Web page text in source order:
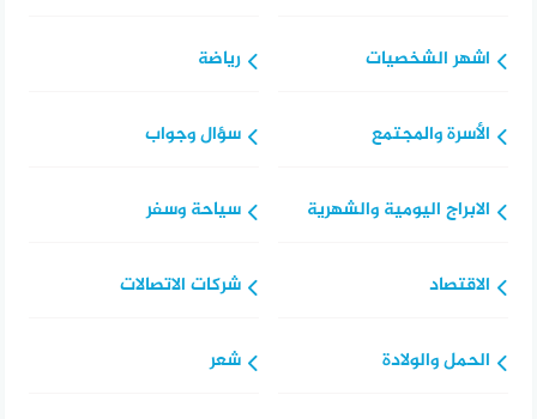
اشهر الشخصيات
الأسرة والمجتمع
الابراج اليومية والشهرية
الاقتصاد
الحمل والولادة
رياضة
سؤال وجواب
سياحة وسفر
شركات الاتصالات
شعر